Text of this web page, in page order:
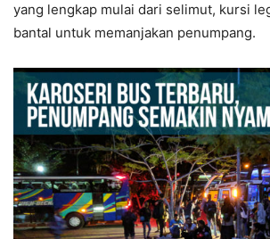
yang lengkap mulai dari selimut, kursi
bantal untuk memanjakan penumpang.